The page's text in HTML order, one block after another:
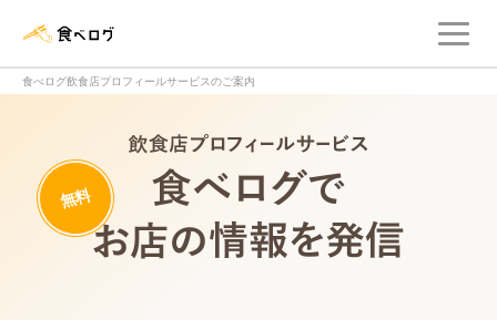
食べログ飲食店プロフィールサービスのご案内
無料